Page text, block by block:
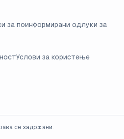
за поинформирани одлуки за
Услови за користење
се задржани.